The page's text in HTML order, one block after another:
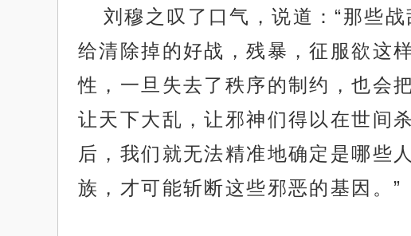
刘穆之叹了口气，说道：“那些
给清除掉的好战，残暴，征服欲这
性，一旦失去了秩序的制约，也会
让天下大乱，让邪神们得以在世间
后，我们就无法精准地确定是哪些
族，才可能斩断这些邪恶的基因。”